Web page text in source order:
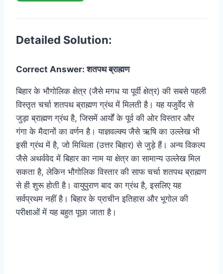
Detailed Solution:
Correct Answer: शतपथ ब्राह्मण
बिहार के भौगोलिक क्षेत्र (जैसे मगध या पूर्वी क्षेत्र) की सबसे पहली
विस्तृत चर्चा शतपथ ब्राह्मण ग्रंथ में मिलती है। यह यजुर्वेद से
जुड़ा ब्राह्मण ग्रंथ है, जिसमें आर्यों के पूर्व की ओर विस्तार और
गंगा के मैदानों का वर्णन है। याज्ञवल्क्य जैसे ऋषि का उल्लेख भी
इसी ग्रंथ में है, जो मिथिला (उत्तर बिहार) से जुड़े हैं। अन्य विकल्प
जैसे अथर्ववेद में बिहार का नाम या क्षेत्र का सामान्य उल्लेख मिल
सकता है, लेकिन भौगोलिक विस्तार की साफ चर्चा शतपथ ब्राह्मण
से ही शुरू होती है। वायुपुराण बाद का ग्रंथ है, इसलिए यह
सर्वप्रथम नहीं है। बिहार के प्राचीन इतिहास और भूगोल की
परीक्षाओं में यह बहुत पूछा जाता है।